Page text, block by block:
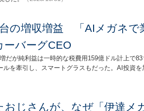
の増収増益 「AIメガネで
バーグCEO
だが純利益は一時的な税費用159億ドル計上で83
を牽引し、スマートグラスもだった。AI投資を
おじさんが、なぜ「伊達メ